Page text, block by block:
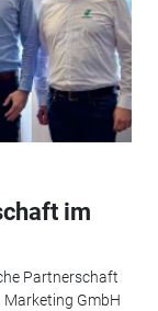
im
Partnerschaft
GmbH